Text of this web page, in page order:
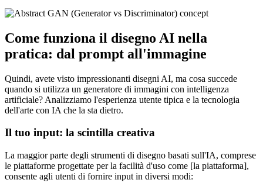
Come funziona il disegno AI nella
pratica: dal prompt all'immagine
Quindi, avete visto impressionanti disegni AI, ma cosa succede
quando si utilizza un generatore di immagini con intelligenza
artificiale? Analizziamo l'esperienza utente tipica e la tecnologia
dell'arte con IA che la sta dietro.
Il tuo input: la scintilla creativa
La maggior parte degli strumenti di disegno basati sull'IA, comprese
le piattaforme progettate per la facilità d'uso come [la piattaforma],
consente agli utenti di fornire input in diversi modi: